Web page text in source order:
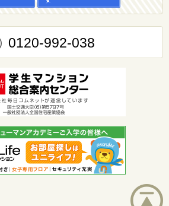
0120-992-038